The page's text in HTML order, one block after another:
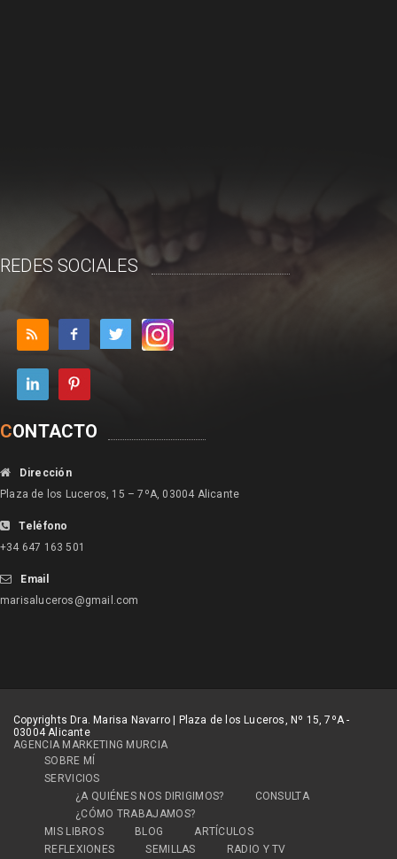
REDES SOCIALES
CONTACTO
Dirección
Plaza de los Luceros, 15 – 7ºA, 03004 Alicante
Teléfono
+34 647 163 501
Email
marisaluceros@gmail.com
Copyrights Dra. Marisa Navarro | Plaza de los Luceros, Nº 15, 7ºA -
03004 Alicante
AGENCIA MARKETING MURCIA
SOBRE MÍ
SERVICIOS
¿A QUIÉNES NOS DIRIGIMOS?
CONSULTA
¿CÓMO TRABAJAMOS?
MIS LIBROS
BLOG
ARTÍCULOS
REFLEXIONES
SEMILLAS RADIO Y TV